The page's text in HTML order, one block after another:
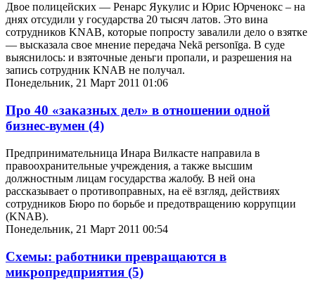
Двое полицейских — Ренарс Яукулис и Юрис Юрченокс – на
днях отсудили у государства 20 тысяч латов. Это вина
сотрудников KNAB, которые попросту завалили дело о взятке
— высказала свое мнение передача Nekā personīga. В суде
выяснилось: и взяточные деньги пропали, и разрешения на
запись сотрудник KNAB не получал.
Понедельник, 21 Март 2011 01:06
Про 40 «заказных дел» в отношении одной
бизнес-вумен (4)
Предпринимательница Инара Вилкасте направила в
правоохранительные учреждения, а также высшим
должностным лицам государства жалобу. В ней она
рассказывает о противоправных, на её взгляд, действиях
сотрудников Бюро по борьбе и предотвращению коррупции
(KNAB).
Понедельник, 21 Март 2011 00:54
Схемы: работники превращаются в
микропредприятия (5)